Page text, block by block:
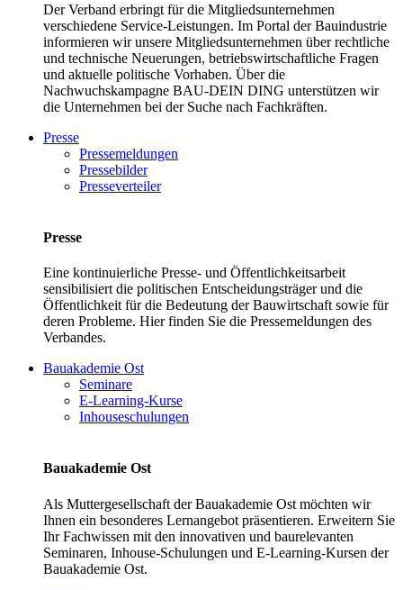
Der Verband erbringt für die Mitgliedsunternehmen
verschiedene Service-Leistungen. Im Portal der Bauindustrie
informieren wir unsere Mitgliedsunternehmen über rechtliche
und technische Neuerungen, betriebswirtschaftliche Fragen
und aktuelle politische Vorhaben. Über die
Nachwuchskampagne BAU-DEIN DING unterstützen wir
die Unternehmen bei der Suche nach Fachkräften.
Presse
Pressemeldungen
Pressebilder
Presseverteiler
Presse
Eine kontinuierliche Presse- und Öffentlichkeitsarbeit
sensibilisiert die politischen Entscheidungsträger und die
Öffentlichkeit für die Bedeutung der Bauwirtschaft sowie für
deren Probleme. Hier finden Sie die Pressemeldungen des
Verbandes.
Bauakademie Ost
Seminare
E-Learning-Kurse
Inhouseschulungen
Bauakademie Ost
Als Muttergesellschaft der Bauakademie Ost möchten wir
Ihnen ein besonderes Lernangebot präsentieren. Erweitern Sie
Ihr Fachwissen mit den innovativen und baurelevanten
Seminaren, Inhouse-Schulungen und E-Learning-Kursen der
Bauakademie Ost.